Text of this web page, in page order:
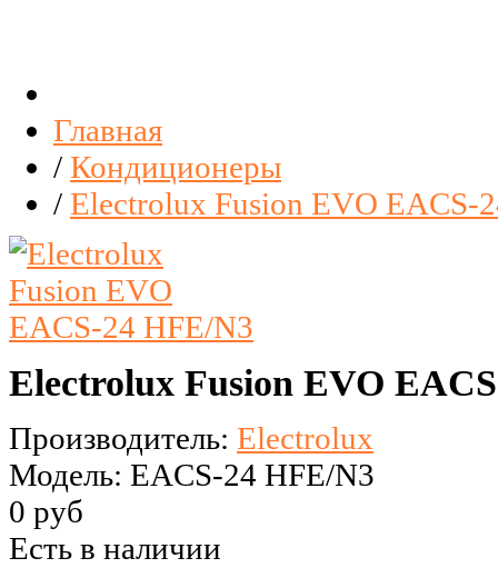
Главная
/ Кондиционеры
/ Electrolux Fusion EVO EACS-
Electrolux Fusion EVO
Производитель: Electrolux
Модель: EACS-24 HFE/N3
0 руб
Есть в наличии